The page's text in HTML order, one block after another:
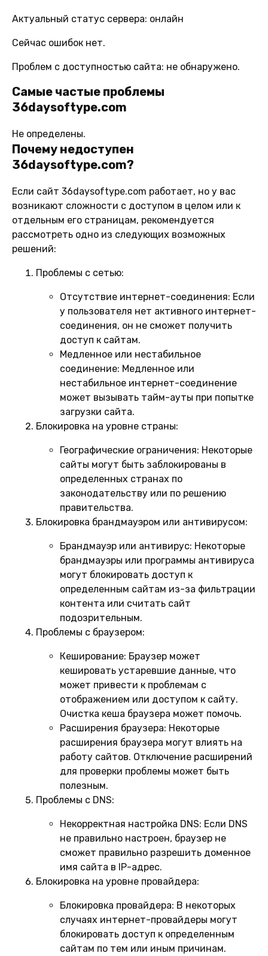
Актуальный статус сервера: онлайн
Сейчас ошибок нет.
Проблем с доступностью сайта: не обнаружено.
Самые частые проблемы
36daysoftype.com
Не определены.
Почему недоступен
36daysoftype.com?
Если сайт 36daysoftype.com работает, но у вас
возникают сложности с доступом в целом или к
отдельным его страницам, рекомендуется
рассмотреть одно из следующих возможных
решений:
Проблемы с сетью:
Отсутствие интернет-соединения: Если
у пользователя нет активного интернет-
соединения, он не сможет получить
доступ к сайтам.
Медленное или нестабильное
соединение: Медленное или
нестабильное интернет-соединение
может вызывать тайм-ауты при попытке
загрузки сайта.
Блокировка на уровне страны:
Географические ограничения: Некоторые
сайты могут быть заблокированы в
определенных странах по
законодательству или по решению
правительства.
Блокировка брандмауэром или антивирусом:
Брандмауэр или антивирус: Некоторые
брандмауэры или программы антивируса
могут блокировать доступ к
определенным сайтам из-за фильтрации
контента или считать сайт
подозрительным.
Проблемы с браузером:
Кеширование: Браузер может
кешировать устаревшие данные, что
может привести к проблемам с
отображением или доступом к сайту.
Очистка кеша браузера может помочь.
Расширения браузера: Некоторые
расширения браузера могут влиять на
работу сайтов. Отключение расширений
для проверки проблемы может быть
полезным.
Проблемы с DNS:
Некорректная настройка DNS: Если DNS
не правильно настроен, браузер не
сможет правильно разрешить доменное
имя сайта в IP-адрес.
Блокировка на уровне провайдера:
Блокировка провайдера: В некоторых
случаях интернет-провайдеры могут
блокировать доступ к определенным
сайтам по тем или иным причинам.